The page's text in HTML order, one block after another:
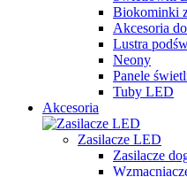
Biokominki
Akcesoria
Lustra
Neony
Panele
Tuby LED
Akcesoria
Zasilacze LED
Zasilacze